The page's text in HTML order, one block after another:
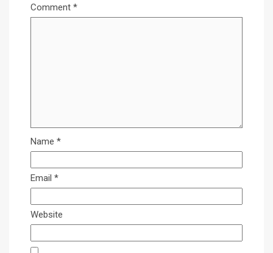
Comment *
Name *
Email *
Website